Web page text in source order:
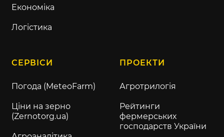
Економіка
Логістика
СЕРВІСИ
Погода (MeteoFarm)
Ціни на зерно
(Zernotorg.ua)
ПРОЕКТИ
Агротрилогія
Рейтинги
фермерських
господарств України